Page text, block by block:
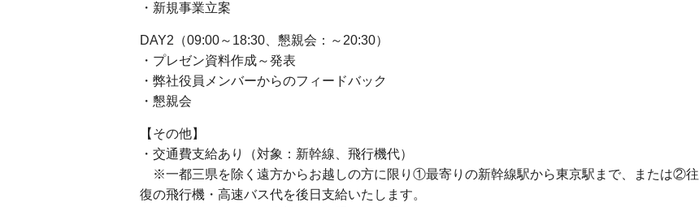
・新規事業立案
DAY2（09:00～18:30、懇親会：～20:30）
・プレゼン資料作成～発表
・弊社役員メンバーからのフィードバック
・懇親会
【その他】
・交通費支給あり（対象：新幹線、飛行機代）
※一都三県を除く遠方からお越しの方に限り①最寄りの新幹線駅から東京駅まで、または②往
復の飛行機・高速バス代を後日支給いたします。